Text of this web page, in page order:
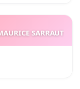
SARRAUT